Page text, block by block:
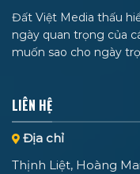
Đất Việt Media thấu
ngày quan trọng của
muốn sao cho ngày
LIÊN HỆ
Địa chỉ
Thịnh Liệt, Hoàng